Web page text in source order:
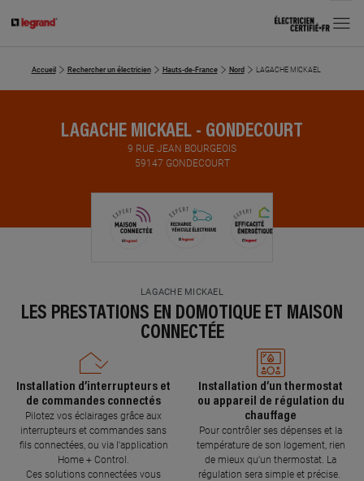
MENU
Accueil Rechercher un électricien Hauts-de-France Nord LAGACHE MICKAEL
LAGACHE MICKAEL - GONDECOURT
9 RUE JEAN BOURGEOIS
59147 GONDECOURT
LAGACHE MICKAEL
LES PRESTATIONS EN DOMOTIQUE ET MAISON
CONNECTÉE
Installation d’interrupteurs et
de commandes connectés
Pilotez vos éclairages grâce aux
interrupteurs et commandes sans
fils connectées, ou via l'application
Home + Control.
Ces solutions connectées vous
Installation d’un thermostat
ou appareil de régulation du
chauffage
Pour contrôler ses dépenses et la
température de son logement, rien
de mieux qu’un thermostat. La
régulation sera simple et précise.